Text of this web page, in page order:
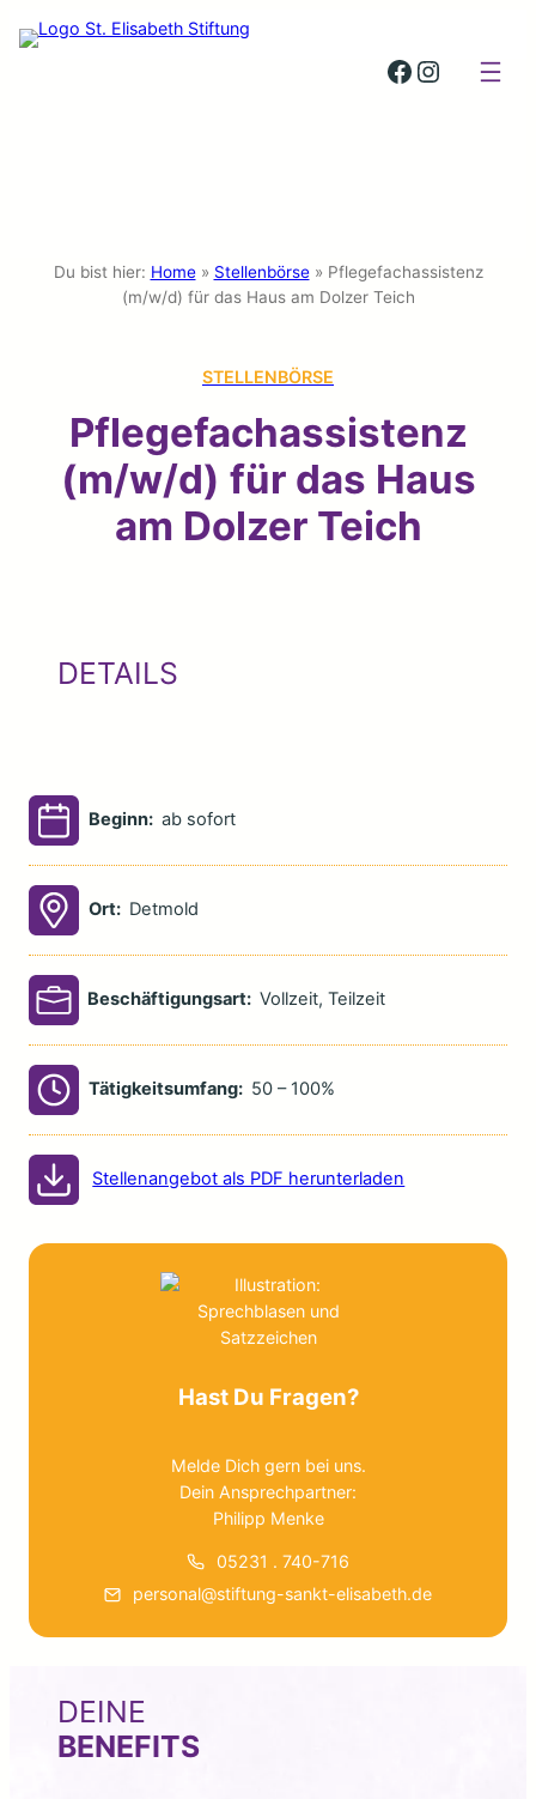
St. Elisabeth Stiftung auf Facebook
St. Elisabeth Stiftung auf
Du bist hier: Home» Stellenbörse» Pflegefachassistenz
(m/w/d) für das Haus am Dolzer Teich
STELLENBÖRSE
Pflegefachassistenz
(m/w/d) für das Haus
am Dolzer Teich
DETAILS
Beginn: ab sofort
Ort: Detmold
Beschäftigungsart: Vollzeit,Teilzeit
Tätigkeitsumfang: 50 – 100%
Stellenangebot als PDF herunterladen
Hast Du Fragen?
Melde Dich gern bei uns.
Dein Ansprechpartner:
Philipp Menke
05231 . 740-716
personal@stiftung-sankt-elisabeth.de
DEINE
BENEFITS